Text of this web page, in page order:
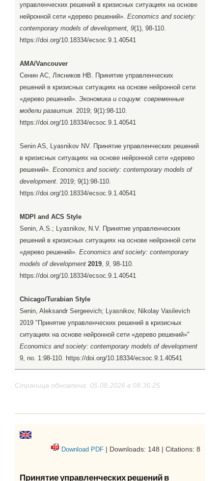
управленческих решений в кризисных ситуациях на основе
нейронной сети «дерево решений». Economics and society:
contemporary models of development, 9(1), 98-110.
https://doi.org/10.18334/ecsoc.9.1.40541
AMA/Vancouver
Сенин АС, Лясников НВ. Принятие управленческих
решений в кризисных ситуациях на основе нейронной сети
«дерево решений». Экономика и социум: современные
модели развития. 2019; 9(1):98-110.
https://doi.org/10.18334/ecsoc.9.1.40541
Senin AS, Lyasnikov NV. Принятие управленческих решений
в кризисных ситуациях на основе нейронной сети «дерево
решений». Economics and society: contemporary models of
development. 2019; 9(1):98-110.
https://doi.org/10.18334/ecsoc.9.1.40541
MDPI and ACS Style
Senin, A.S.; Lyasnikov, N.V. Принятие управленческих
решений в кризисных ситуациях на основе нейронной сети
«дерево решений». Economics and society: contemporary
models of development 2019, 9, 98-110.
https://doi.org/10.18334/ecsoc.9.1.40541
Chicago/Turabian Style
Senin, Aleksandr Sergeevich; Lyasnikov, Nikolay Vasilevich
2019 "Принятие управленческих решений в кризисных
ситуациях на основе нейронной сети «дерево решений»"
Economics and society: contemporary models of development
9, no. 1:98-110. https://doi.org/10.18334/ecsoc.9.1.40541
Страница обновлена: 05.08.2026 в 08:36:25
Download PDF | Downloads: 148 | Citations: 8
Принятие управленческих решений в